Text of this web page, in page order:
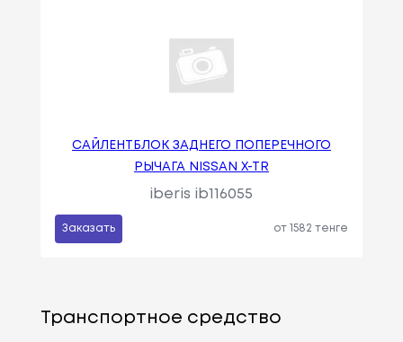
САЙЛЕНТБЛОК ЗАДНЕГО ПОПЕРЕЧНОГО
РЫЧАГА NISSAN X-TR
iberis ib116055
Заказать от 1582 тенге
Транспортное средство